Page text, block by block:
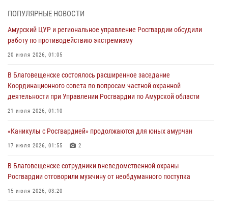
Росгвардии Амурской области в период с 20 по 26 июля 2026 года
27 июля 2026, 06:28
охраны
23 июля 2026, 07:49
Амурчане смогут узнать об условиях поступления на службу в
23 июля 2026, 00:00
Координационного совета по вопросам частной охранной
деятельности при Управлении Росгвардии по Амурской области
21 июля 2026, 01:10
ПОПУЛЯРНЫЕ НОВОСТИ
Амурский ЦУР и региональное управление Росгвардии обсудили
работу по противодействию экстремизму
20 июля 2026, 01:05
В Благовещенске состоялось расширенное заседание
Координационного совета по вопросам частной охранной
деятельности при Управлении Росгвардии по Амурской области
21 июля 2026, 01:10
«Каникулы с Росгвардией» продолжаются для юных амурчан
17 июля 2026, 01:55 2
В Благовещенске сотрудники вневедомственной охраны
Росгвардии отговорили мужчину от необдуманного поступка
15 июля 2026, 03:20